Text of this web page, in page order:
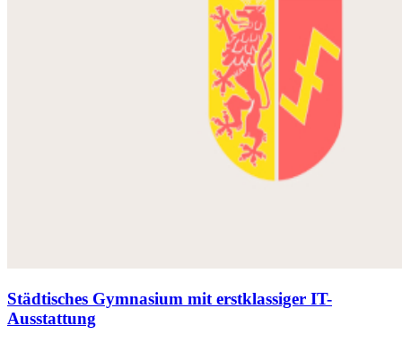
Städtisches Gymnasium mit erstklassiger IT-
Ausstattung